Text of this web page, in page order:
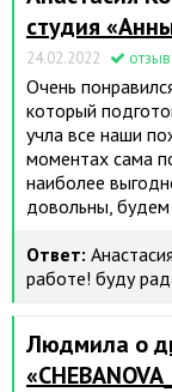
студия
24.02.2022
Очень
который
учла все наши
моментах сама
наиболее
довольны, будем
Ответ:
работе! буду
Людмила о